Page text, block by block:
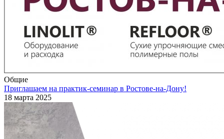
Общие
Приглашаем на практик-семинар в Ростове-на-Дону!
18 марта 2025